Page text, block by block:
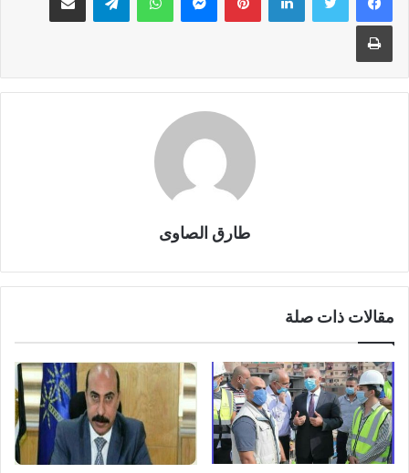
طباعة
طارق الصاوى
مقالات ذات صلة